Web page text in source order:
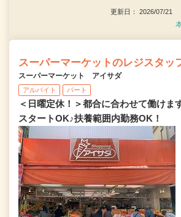
更新日： 2026/07/21
スーパーマーケットのレジスタッ
スーパーマーケット アイサダ
アルバイト パート
＜日曜定休！＞都合に合わせて働けま
スタートOK♪扶養範囲内勤務OK！